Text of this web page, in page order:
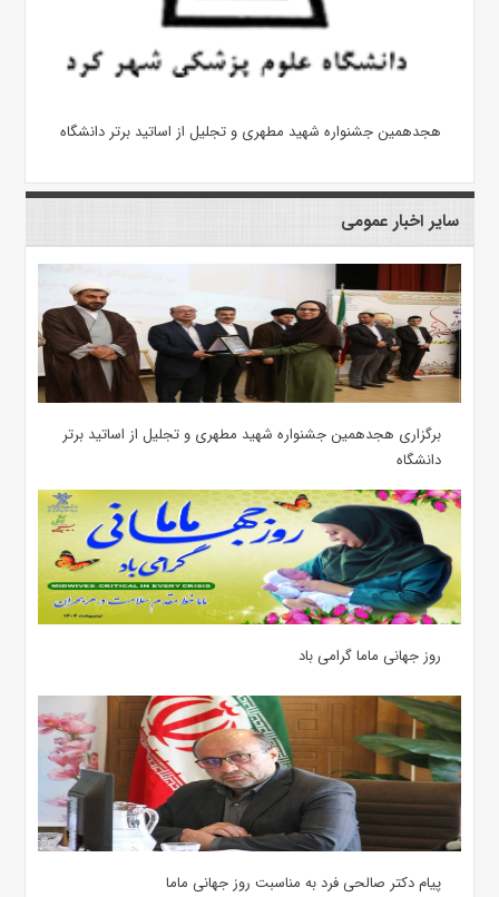
هجدهمین جشنواره شهید مطهری و تجلیل از اساتید برتر دانشگاه
سایر اخبار عمومی
برگزاری هجدهمین جشنواره شهید مطهری و تجلیل از اساتید برتر
دانشگاه
روز جهانی ماما گرامی باد
پیام دکتر صالحی فرد به مناسبت روز جهانی ماما